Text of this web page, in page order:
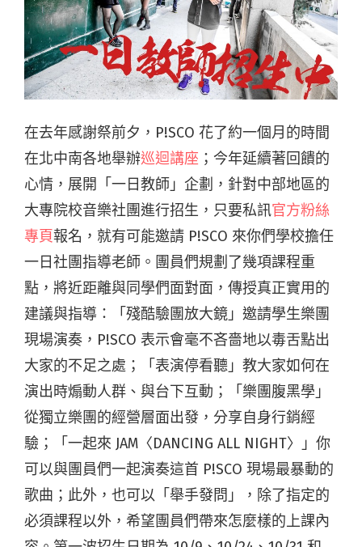
在去年感謝祭前夕，P!SCO 花了約一個月的時間
在北中南各地舉辦巡迴講座 ；今年延續著回饋的
心情，展開「一日教師」企劃，針對中部地區的
大專院校音樂社團進行招生，只要私訊官方粉絲
專頁報名，就有可能邀請 P!SCO 來你們學校擔任
一日社團指導老師。團員們規劃了幾項課程重
點，將近距離與同學們面對面，傳授真正實用的
建議與指導：「殘酷驗團放大鏡」邀請學生樂團
現場演奏，P!SCO 表示會毫不吝嗇地以毒舌點出
大家的不足之處；「表演停看聽」教大家如何在
演出時煽動人群、與台下互動；「樂團腹黑學」
從獨立樂團的經營層面出發，分享自身行銷經
驗；「一起來 JAM〈DANCING ALL NIGHT〉」你
可以與團員們一起演奏這首 P!SCO 現場最暴動的
歌曲；此外，也可以「舉手發問」，除了指定的
必須課程以外，希望團員們帶來怎麼樣的上課內